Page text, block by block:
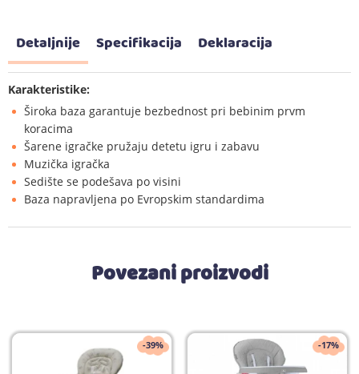
Detaljnije Specifikacija Deklaracija
Karakteristike:
Široka baza garantuje bezbednost pri bebinim prvm
koracima
Šarene igračke pružaju detetu igru i zabavu
Muzička igračka
Sedište se podešava po visini
Baza napravljena po Evropskim standardima
Povezani proizvodi
-39% -17%